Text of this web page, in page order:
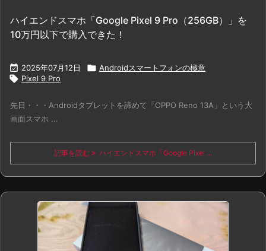
ハイエンドスマホ「Google Pixel 9 Pro（256GB）」を
10万円以下で購入できた！
 2025年07月12日  Androidスマートフォンの極意
 Pixel 9 Pro
先日・・・Androidタブレットを諦めて「OPPO Reno 13A」という大
画面スマホ ...
記事を読む ハイエンドスマホ「Google Pixel ...